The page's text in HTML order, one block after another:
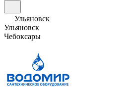
Ульяновск
Ульяновск
Чебоксары